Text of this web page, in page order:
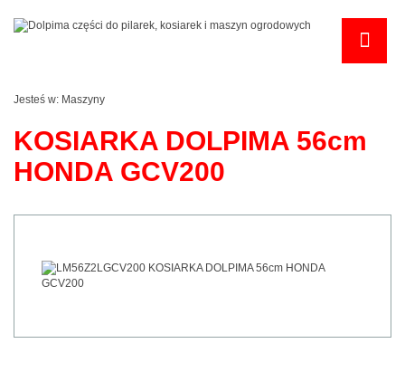
Jesteś w: Maszyny
KOSIARKA DOLPIMA 56cm
HONDA GCV200